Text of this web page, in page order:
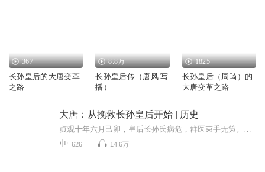
367
长孙皇后的大唐变革
之路
8.8万
长孙皇后传（唐风 写
播）
1825
长孙皇后（周琦）的
大唐变革之路
大唐：从挽救长孙皇后开始 | 历史
626 14.6万